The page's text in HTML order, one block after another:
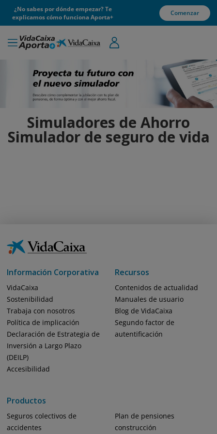
¿No sabes por dónde empezar? Te
explicamos cómo funciona Aporta+
Comenzar
Simuladores de Ahorro
Simulador de seguro de vida
Información Corporativa
VidaCaixa
Sostenibilidad
Trabaja con nosotros
Política de implicación
Declaración de Estrategia de
Inversión a Largo Plazo
(DEILP)
Accesibilidad
Productos
Seguros colectivos de
accidentes
Plan de pensiones
construcción
Recursos
Contenidos de actualidad
Manuales de usuario
Blog de VidaCaixa
Segundo factor de
autentificación